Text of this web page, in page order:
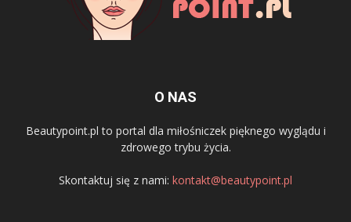
O NAS
Beautypoint.pl to portal dla miłośniczek pięknego wyglądu i
zdrowego trybu życia.
Skontaktuj się z nami: kontakt@beautypoint.pl